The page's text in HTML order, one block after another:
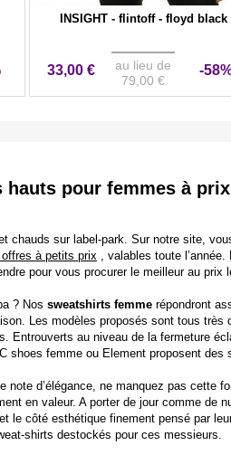
INSIGHT - flintoff - floyd black
33,00 €
au lieu de
79,00 €
-
hauts pour femmes à
chauds sur label-park. Sur notre site,
à petits prix , valables toute l’année.
pour vous procurer le meilleur au prix
? Nos sweatshirts femmerépondront
Les modèles proposés sont tous
Entrouverts au niveau de la fermeture
shoes femmeou Elementproposent des
d’élégance, ne manquez pas cette
en valeur. A porter de jour comme de
le côté esthétique finement pensé par
shirts destockés pour ces messieurs.